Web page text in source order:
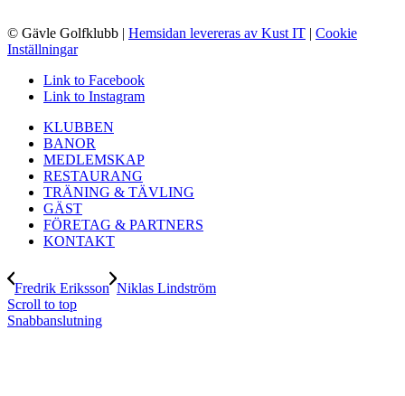
© Gävle Golfklubb | Hemsidan levereras av Kust IT | Cookie
Inställningar
Link to Facebook
Link to Instagram
KLUBBEN
BANOR
MEDLEMSKAP
RESTAURANG
TRÄNING & TÄVLING
GÄST
FÖRETAG & PARTNERS
KONTAKT
Fredrik Eriksson Niklas Lindström
Scroll to top
Snabbanslutning